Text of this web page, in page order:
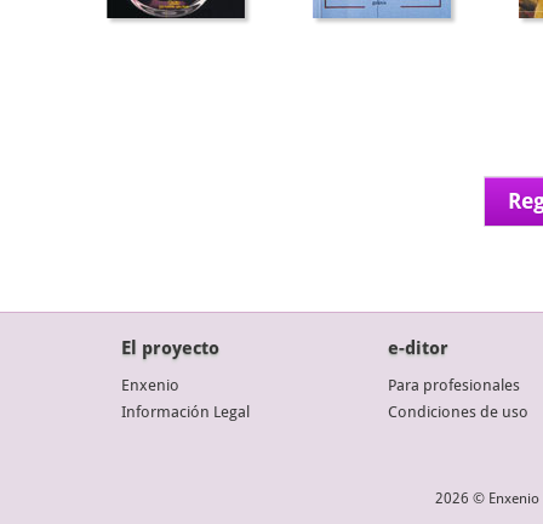
El proyecto
Enxenio
Información Legal
e-ditor
Para profesionales
Condiciones de uso
2026 © Enxenio